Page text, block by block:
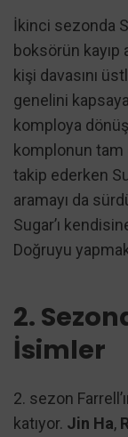
İkinci sezonda
boksörün kayıp
kişi davasını
genelini
komploya
komplonun tam
takip ederken
aramayı da
Sugar’ı
Doğruyu
2.
İsimler
2. sezon
katıyor. Jin Ha,